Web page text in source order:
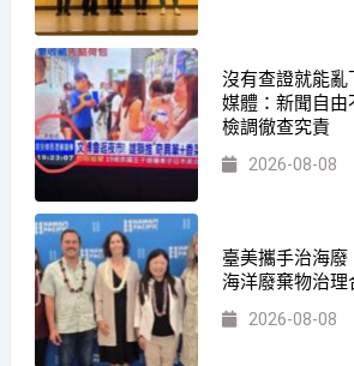
沒有查證就能
媒體：新聞自
檢調徹查究責
2026-08-08
臺美攜手治海
海洋廢棄物治理
2026-08-08